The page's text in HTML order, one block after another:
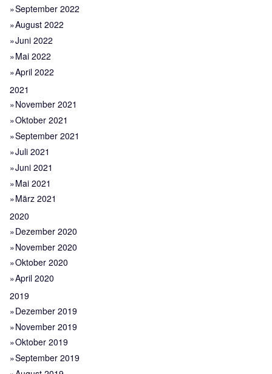
September 2022
August 2022
Juni 2022
Mai 2022
April 2022
2021
November 2021
Oktober 2021
September 2021
Juli 2021
Juni 2021
Mai 2021
März 2021
2020
Dezember 2020
November 2020
Oktober 2020
April 2020
2019
Dezember 2019
November 2019
Oktober 2019
September 2019